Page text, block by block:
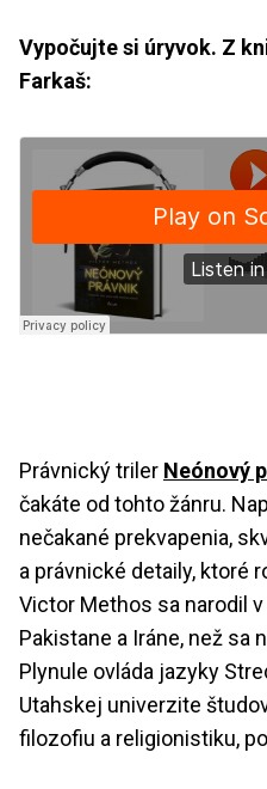
Vypočujte si úryvok. Z
Farkaš:
Právnický triler Neónový
čakáte od tohto žánru.
nečakané prekvapenia,
a právnické detaily, ktoré
Victor Methos sa narodil
Pakistane a Iráne, než sa
Plynule ovláda jazyky
Utahskej univerzite
filozofiu a religionistiku,